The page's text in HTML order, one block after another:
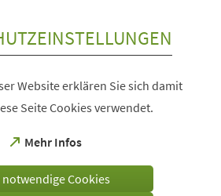
Website erklären Sie sich damit
Seite Cookies verwendet.
Mehr Infos
(Öffnet
einem
notwendige Cookies